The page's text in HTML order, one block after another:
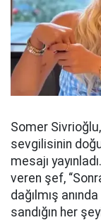
Somer
sevgilisinin
mesajı
veren şef,
dağılmış
sandığın her